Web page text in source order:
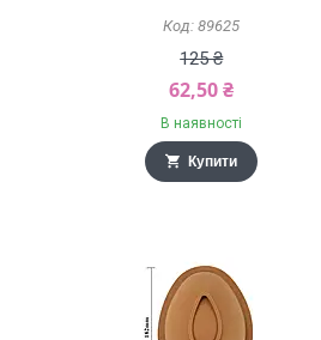
89625
125 ₴
62,50 ₴
В наявності
Купити